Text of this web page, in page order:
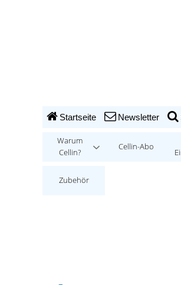
Startseite Newsletter
Warum
Cellin?
Cellin-Abo
Zubehör